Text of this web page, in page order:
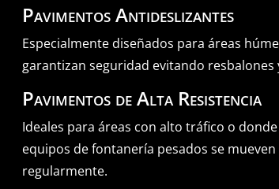
Pavimentos Antideslizantes
Especialmente diseñados para áreas
garantizan seguridad evitando resbalones
Pavimentos de Alta Resistencia
Ideales para áreas con alto tráfico o
equipos de fontanería pesados se mueven
regularmente.